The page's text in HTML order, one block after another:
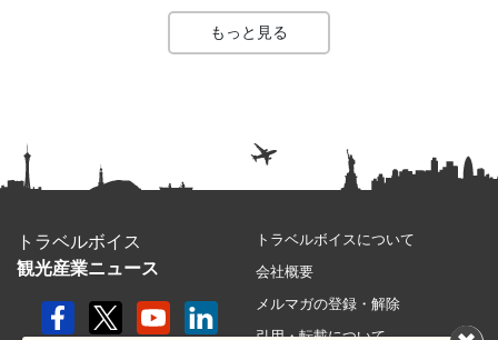
もっと見る
トラベルボイス
観光産業ニュース
トラベルボイスについて
会社概要
メルマガの登録・解除
引用・転載について